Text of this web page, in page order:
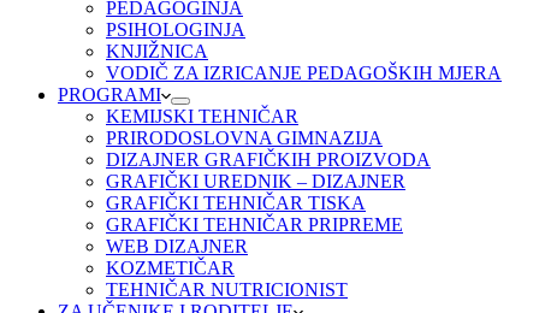
PEDAGOGINJA
PSIHOLOGINJA
KNJIŽNICA
VODIČ ZA IZRICANJE PEDAGOŠKIH MJERA
PROGRAMI
KEMIJSKI TEHNIČAR
PRIRODOSLOVNA GIMNAZIJA
DIZAJNER GRAFIČKIH PROIZVODA
GRAFIČKI UREDNIK – DIZAJNER
GRAFIČKI TEHNIČAR TISKA
GRAFIČKI TEHNIČAR PRIPREME
WEB DIZAJNER
KOZMETIČAR
TEHNIČAR NUTRICIONIST